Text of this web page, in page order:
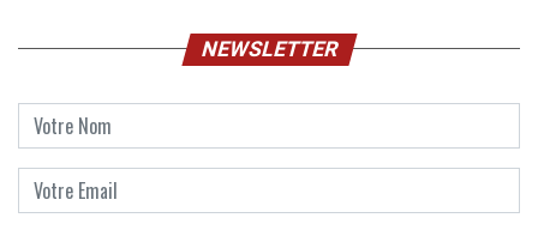
NEWSLETTER